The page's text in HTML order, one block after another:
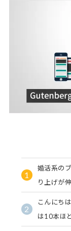
1
婚活系の
り上げが
2
こんにち
は10本ほ